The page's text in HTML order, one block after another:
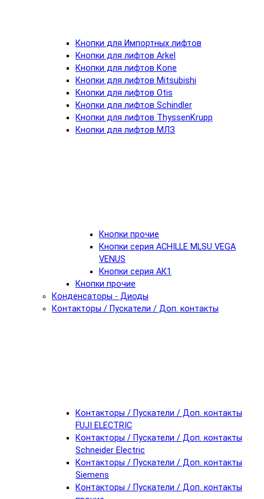
Кнопки для Импортных лифтов
Кнопки для лифтов Arkel
Кнопки для лифтов Kone
Кнопки для лифтов Mitsubishi
Кнопки для лифтов Otis
Кнопки для лифтов Schindler
Кнопки для лифтов ThyssenKrupp
Кнопки для лифтов МЛЗ
Кнопки прочие
Кнопки серия ACHILLE MLSU VEGA
VENUS
Кнопки серия АК1
Кнопки прочие
Конденсаторы - Диоды
Контакторы / Пускатели / Доп. контакты
Контакторы / Пускатели / Доп. контакты
FUJI ELECTRIC
Контакторы / Пускатели / Доп. контакты
Schneider Electric
Контакторы / Пускатели / Доп. контакты
Siemens
Контакторы / Пускатели / Доп. контакты